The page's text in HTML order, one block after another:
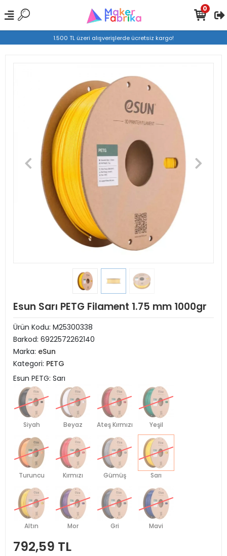
1.500 TL üzeri alışverişlerde ücretsiz kargo!
0
Esun Sarı PETG Filament 1.75 mm 1000gr
Ürün Kodu: M25300338
Barkod: 6922572262140
Marka: eSun
Kategori: PETG
Esun PETG: Sarı
Siyah Beyaz Ateş Kırmızı Yeşil
Turuncu Kırmızı Gümüş Sarı
Altın Mor Gri Mavi
792,59 TL